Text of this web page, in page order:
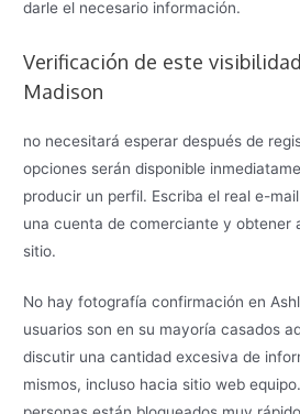
darle el necesario información.
Verificación de este
Madison
no necesitará esperar después de
opciones serán disponible
producir un perfil. Escriba el real e-
una cuenta de comerciante y obtener
sitio.
No hay fotografía confirmación en
usuarios son en su mayoría casados
discutir una cantidad excesiva de
mismos, incluso hacia sitio web